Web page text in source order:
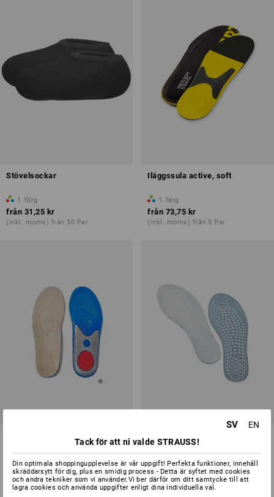
Stövelsockar
1 färg
från 31,25 kr
(inkl. moms) från 50 Par
Iläggssula active, soft
1 färg
från 73,75 kr
(inkl. moms) från 5 Par
variant
från 136,25 kr
(inkl. moms) från 5 Par
1 variant
från 123,75 kr
(inkl. moms) från 5 Par
SV
EN
Tack för att ni valde STRAUSS!
Din optimala shoppingupplevelse är vår uppgift! Perfekta funktioner, innehåll
skräddarsytt för dig, plus en smidig process - Detta är syftet med cookies
och andra tekniker som vi använder.Vi ber därför om ditt samtycke till att
lagra cookies och använda uppgifter enligt dina individuella val.